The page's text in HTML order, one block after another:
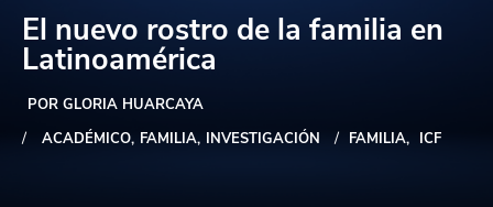
El nuevo rostro de la familia en
Latinoamérica
POR GLORIA HUARCAYA
ACADÉMICO FAMILIA INVESTIGACIÓN FAMILIA ICF